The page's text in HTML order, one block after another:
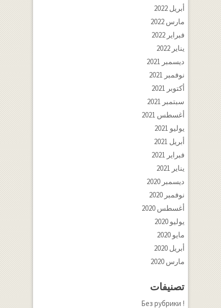
أبريل 2022
مارس 2022
فبراير 2022
يناير 2022
ديسمبر 2021
نوفمبر 2021
أكتوبر 2021
سبتمبر 2021
أغسطس 2021
يوليو 2021
أبريل 2021
فبراير 2021
يناير 2021
ديسمبر 2020
نوفمبر 2020
أغسطس 2020
يوليو 2020
مايو 2020
أبريل 2020
مارس 2020
تصنيفات
! Без рубрики